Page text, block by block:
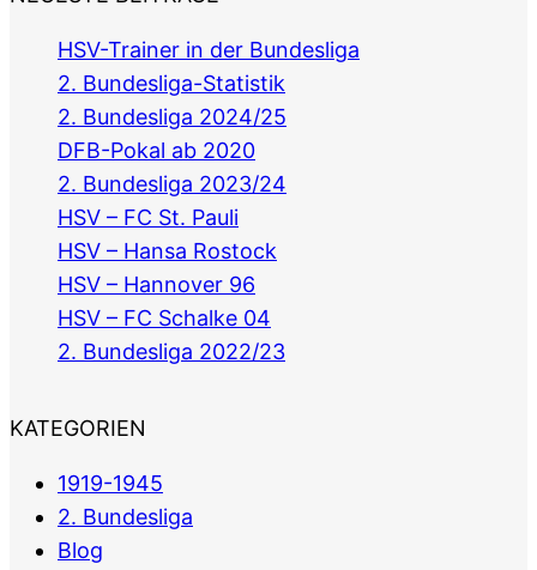
HSV-Trainer in der Bundesliga
2. Bundesliga-Statistik
2. Bundesliga 2024/25
DFB-Pokal ab 2020
2. Bundesliga 2023/24
HSV – FC St. Pauli
HSV – Hansa Rostock
HSV – Hannover 96
HSV – FC Schalke 04
2. Bundesliga 2022/23
KATEGORIEN
1919-1945
2. Bundesliga
Blog